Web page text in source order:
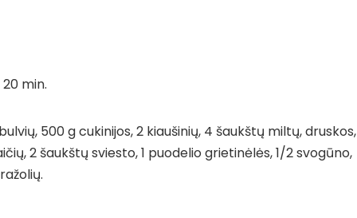
20 min.
500 g cukinijos, 2 kiaušinių, 4 šaukštų miltų, druskos,
2 šaukštų sviesto, 1 puodelio grietinėlės, 1/2 svogūno,